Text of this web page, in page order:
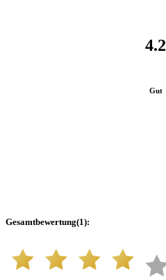
4.2
Gut
Gesamtbewertung(1):